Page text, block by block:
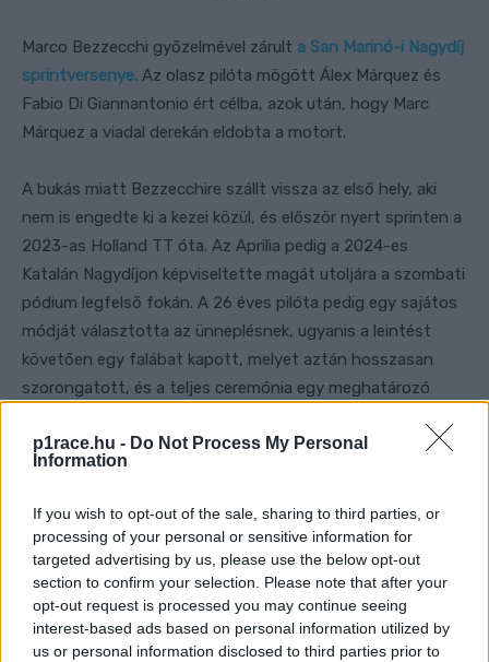
p1race.hu - Do Not Process My Personal
Information
If you wish to opt-out of the sale, sharing to third parties, or
processing of your personal or sensitive information for
targeted advertising by us, please use the below opt-out
section to confirm your selection. Please note that after your
opt-out request is processed you may continue seeing
interest-based ads based on personal information utilized by
us or personal information disclosed to third parties prior to
Marco Bezzecchi győzelmével zárult a San Marinó-i Nagydíj
sprintversenye. Az olasz pilóta mögött Álex Márquez és
Fabio Di Giannantonio ért célba, azok után, hogy Marc
Márquez a viadal derekán eldobta a motort.
A bukás miatt Bezzecchire szállt vissza az első hely, aki
nem is engedte ki a kezei közül, és először nyert sprinten a
2023-as Holland TT óta. Az Aprilia pedig a 2024-es
Katalán Nagydíjon képviseltette magát utoljára a szombati
pódium legfelső fokán. A 26 éves pilóta pedig egy sajátos
módját választotta az ünneplésnek, ugyanis a leintést
követően egy falábat kapott, melyet aztán hosszasan
szorongatott, és a teljes ceremónia egy meghatározó
THE INSPIRATION BEHIND HIS
SPECIAL HELMET 🦵
AN ICONIC CELEBRATION IS BORN 😅
#SANMARINOGP🇸🇲
PIC.TWITTER.COM/OLRXDE99IT